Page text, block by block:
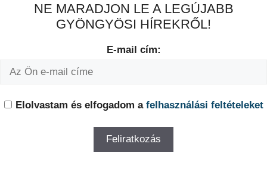
NE MARADJON LE A LEGÚJABB
GYÖNGYÖSI HÍREKRŐL!
E-mail cím:
Elolvastam és elfogadom a felhasználási feltételeket